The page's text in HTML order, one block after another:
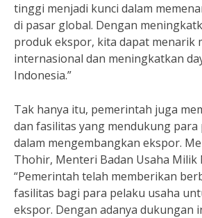
tinggi menjadi kunci dalam
di pasar global. Dengan
produk ekspor, kita dapat menarik
internasional dan meningkatkan
Indonesia.”
Tak hanya itu, pemerintah juga
dan fasilitas yang mendukung para
dalam mengembangkan ekspor.
Thohir, Menteri Badan Usaha Milik
“Pemerintah telah memberikan
fasilitas bagi para pelaku usaha
ekspor. Dengan adanya dukungan